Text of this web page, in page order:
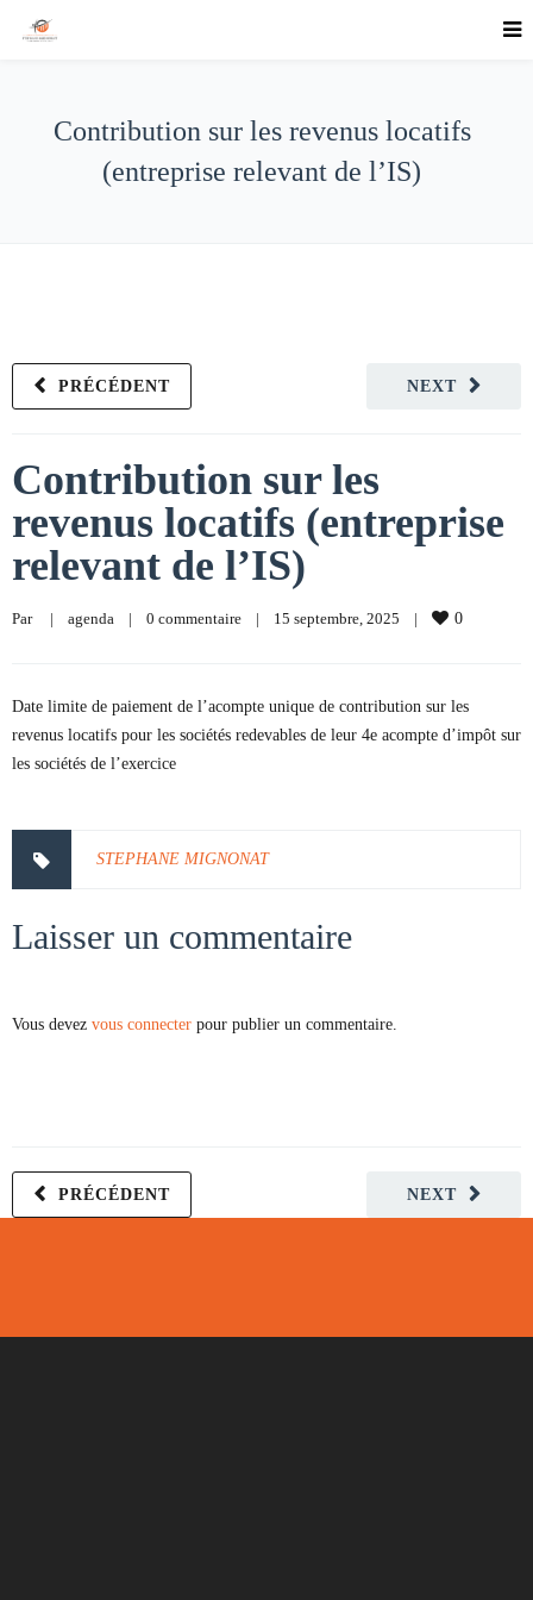
Contribution sur les revenus locatifs
(entreprise relevant de l’IS)
NEXT
PRÉCÉDENT
Contribution sur les
revenus locatifs (entreprise
relevant de l’IS)
Par | agenda | 0 commentaire | 15 septembre, 2025 | 0
Date limite de paiement de l’acompte unique de contribution sur les
revenus locatifs pour les sociétés redevables de leur 4e acompte d’impôt sur
les sociétés de l’exercice
STEPHANE MIGNONAT
Laisser un commentaire
Vous devez vous connecter pour publier un commentaire.
NEXT
PRÉCÉDENT